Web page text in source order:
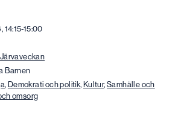
14:15-15:00
Barnen
,Demokrati och politik,Kultur,Samhälle och
omsorg